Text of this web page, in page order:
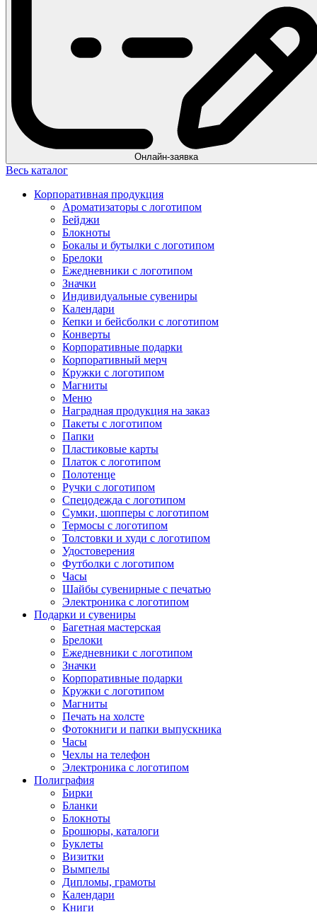
Онлайн-заявка
Весь каталог
Корпоративная продукция
Ароматизаторы с логотипом
Бейджи
Блокноты
Бокалы и бутылки с логотипом
Брелоки
Ежедневники с логотипом
Значки
Индивидуальные сувениры
Календари
Кепки и бейсболки с логотипом
Конверты
Корпоративные подарки
Корпоративный мерч
Кружки с логотипом
Магниты
Меню
Наградная продукция на заказ
Пакеты с логотипом
Папки
Пластиковые карты
Платок с логотипом
Полотенце
Ручки с логотипом
Спецодежда с логотипом
Сумки, шопперы с логотипом
Термосы с логотипом
Толстовки и худи с логотипом
Удостоверения
Футболки с логотипом
Часы
Шайбы сувенирные с печатью
Электроника с логотипом
Подарки и сувениры
Багетная мастерская
Брелоки
Ежедневники с логотипом
Значки
Корпоративные подарки
Кружки с логотипом
Магниты
Печать на холсте
Фотокниги и папки выпускника
Часы
Чехлы на телефон
Электроника с логотипом
Полиграфия
Бирки
Бланки
Блокноты
Брошюры, каталоги
Буклеты
Визитки
Вымпелы
Дипломы, грамоты
Календари
Книги